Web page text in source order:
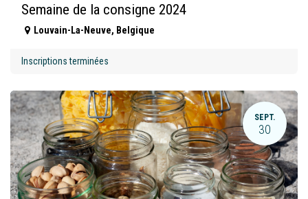
Semaine de la consigne 2024
Louvain-La-Neuve, Belgique
Inscriptions terminées
SEPT.
30